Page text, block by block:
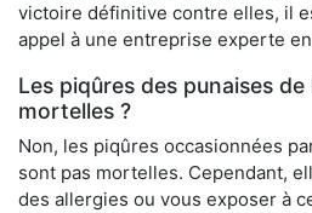
victoire définitive contre elles, il
appel à une entreprise experte
Les piqûres des punaises
mortelles ?
Non, les piqûres occasionnées
sont pas mortelles. Cependant,
des allergies ou vous exposer à